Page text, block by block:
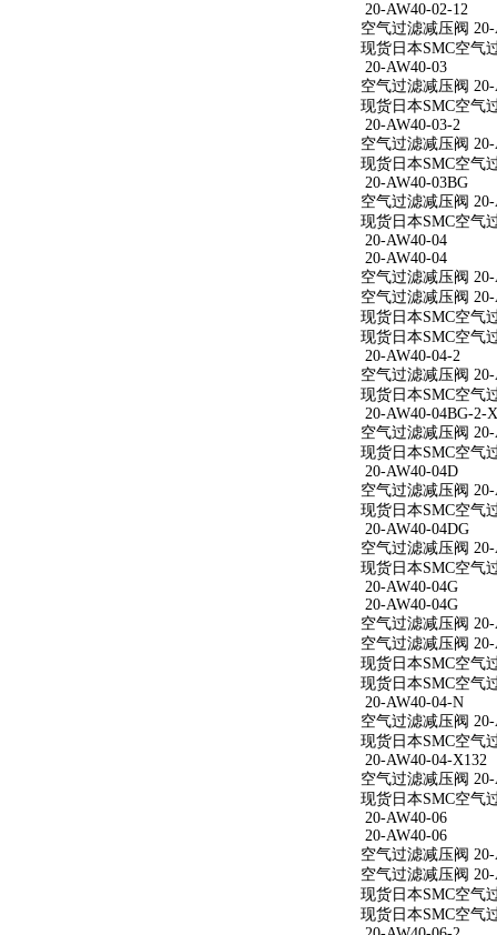
20-AW40-02-12
空气过滤减压阀 20-
现货日本SMC空气
20-AW40-03
空气过滤减压阀 20-
现货日本SMC空气
20-AW40-03-2
空气过滤减压阀
现货日本SMC空气
20-AW40-03BG
空气过滤减压阀 20-
现货日本SMC空气
20-AW40-04
20-AW40-04
空气过滤减压阀 20-
空气过滤减压阀 20-
现货日本SMC空气
现货日本SMC空气
20-AW40-04-2
空气过滤减压阀
现货日本SMC空气
20-AW40-04BG-2-
空气过滤减压阀
现货日本SMC空气
20-AW40-04D
空气过滤减压阀
现货日本SMC空气
20-AW40-04DG
空气过滤减压阀
现货日本SMC空气
20-AW40-04G
20-AW40-04G
空气过滤减压阀 20-
空气过滤减压阀 20-
现货日本SMC空气
现货日本SMC空气
20-AW40-04-N
空气过滤减压阀
现货日本SMC空气
20-AW40-04-X132
空气过滤减压阀
现货日本SMC空气
20-AW40-06
20-AW40-06
空气过滤减压阀 20-
空气过滤减压阀 20-
现货日本SMC空气
现货日本SMC空气